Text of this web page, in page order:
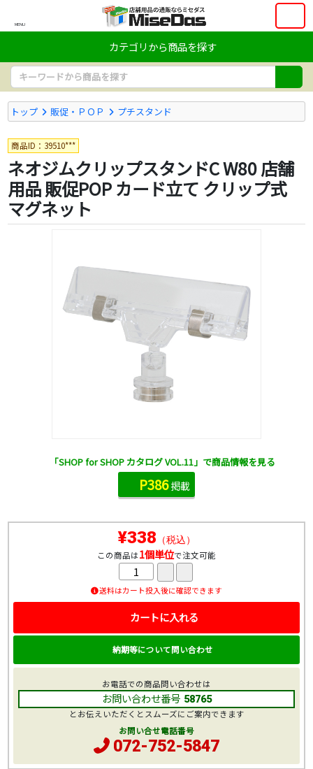
MENU
カテゴリから商品を探す
トップ 販促・ＰＯＰ プチスタンド
商品ID：39510***
ネオジムクリップスタンドC W80 店舗
用品 販促POP カード立て クリップ式
マグネット
¥338 （税込）
この商品は1個単位で注文可能
送料はカート投入後に確認できます
カートに入れる
納期等について問い合わせ
お電話での商品問い合わせは
お問い合わせ番号 58765
とお伝えいただくとスムーズにご案内できます
お問い合せ電話番号
072-752-5847
「SHOP for SHOP カタログ VOL.11」で商品情報を見る
P386掲載